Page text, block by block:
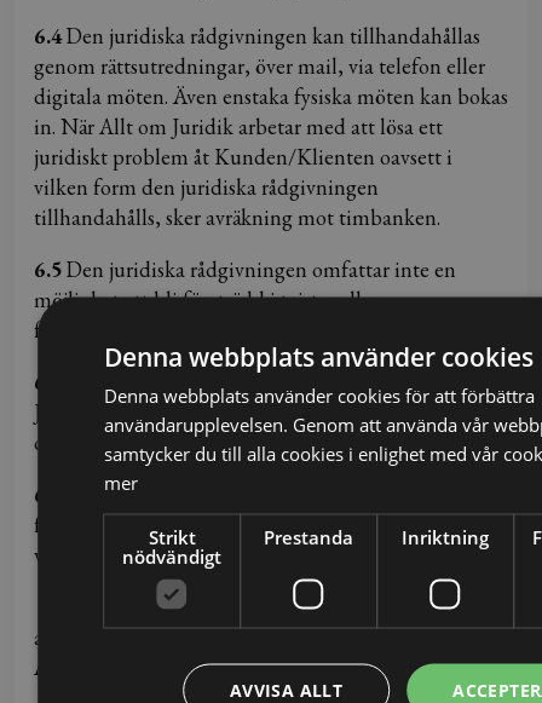
6.4Den juridiska rådgivningen kan tillhandahållas
genom rättsutredningar, över mail, via telefon eller
digitala möten. Även enstaka fysiska möten kan bokas
in. När Allt om Juridik arbetar med att lösa ett
juridiskt problem åt Kunden/Klienten oavsett i
vilken form den juridiska rådgivningen
tillhandahålls, sker avräkning mot timbanken.
6.5Den juridiska rådgivningen omfattar inte en
möjlighet att bli företrädd i tvister eller
förhandlingar.
6.6
Juridiska frågeställningar placeras i kö i Allt om
Juridiks ärendehanteringssystem och besvaras i tur
och ordning.
6.7
Fastpris-Juridik är en juridisk rådgivningstjänst till
fast pris till en kostnad enligt Blendow Groups vid
var tid gällande prislista.
Blendow Group har ingen skyldighet att fortsätta
arbeta med Kunds/Klients ärende efter det att
Avtalet har upphört.
Denna webbplats använder cookies
Denna webbplats använder cookies för att förbättra
användarupplevelsen. Genom att använda vår
samtycker du till alla cookies i enlighet med vår
mer
Strikt
nödvändigt
Prestanda Inriktning
AVVISA ALLT